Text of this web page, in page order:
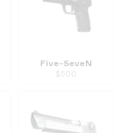
Five-SeveN
$ 500